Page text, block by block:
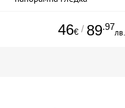
46€ / 89.97
лв.